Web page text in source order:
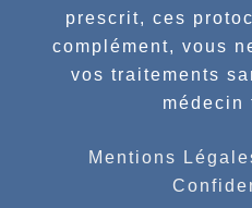
prescrit, ces
complément, vous
vos traitements
médecin
Mentions